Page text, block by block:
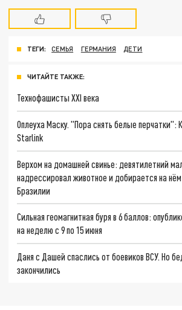
ТЕГИ: СЕМЬЯ ГЕРМАНИЯ ДЕТИ
ЧИТАЙТЕ ТАКЖЕ:
Технофашисты XXI века
Оплеуха Маску. "Пора снять белые перчатки":
Starlink
Верхом на домашней свинье: девятилетний
надрессировал животное и добирается на
Бразилии
Сильная геомагнитная буря в 6 баллов:
на неделю с 9 по 15 июня
Даня с Дашей спаслись от боевиков ВСУ. Но
закончились